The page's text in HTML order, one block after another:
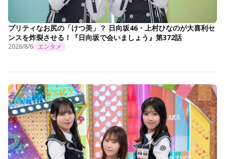
プリティなお尻の「けつ美」？ 日向坂46・上村ひなのが大喜利セ
ンスを炸裂させる！『日向坂で会いましょう』第372話
2026/8/6 エンタメ